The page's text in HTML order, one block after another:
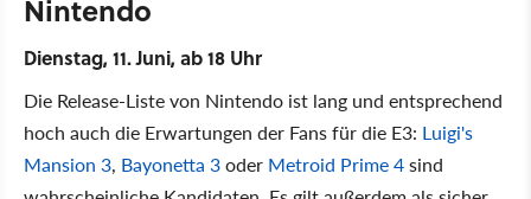
Nintendo
Dienstag, 11. Juni, ab 18 Uhr
Die Release-Liste von Nintendo ist lang und entsprechend
hoch auch die Erwartungen der Fans für die E3: Luigi's
Mansion 3, Bayonetta 3oder Metroid Prime 4sind